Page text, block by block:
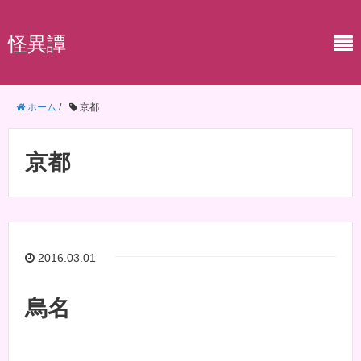
怪異譚
ホーム / 京都
京都
2016.03.01
烏名